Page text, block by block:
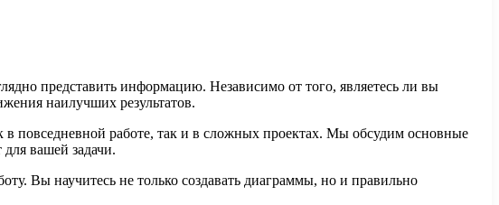
представить информацию. Независимо от того, являетесь ли вы
наилучших результатов.
повседневной работе, так и в сложных проектах. Мы обсудим основные
вашей задачи.
Вы научитесь не только создавать диаграммы, но и правильно